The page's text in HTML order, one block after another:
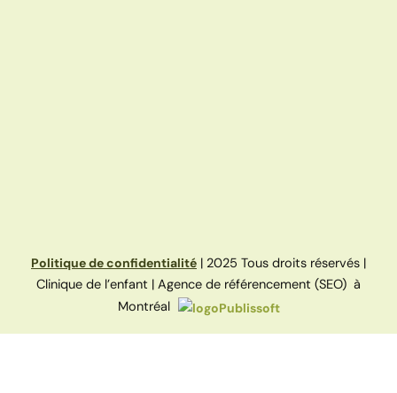
Politique de confidentialité | 2025 Tous droits réservés |
Clinique de l’enfant | Agence de référencement (SEO) à
Montréal